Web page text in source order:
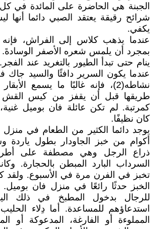
الجبنة هي الحاضرة على المائدة في
شرائح رقيقة يعتقد الصبي دائما أنها
يكفي.
عندما يذهب كلاس إلى الفراش، فإنه
بمجرد أن يلمس شعره الأصفر
ينام حتى تبدأ الطيور بالتغريد عند
عندما يكون السرير دافئًا والسيد
نشاطه(2)، فإنه غالبًا ما يسمع
طريقها قبل أن يقفز من كيس القش
كمرتبة. لم تكن عائلة فان بوميل
كان نظيفًا.
يوجد دائما الكثير من الطعام في
أكوام من خبز الجاودار بطول
ذراع الرجل وهي مصطفة على
السرداب البارد المبطن بالحجارة.
تخبز في الفرن مرة في الأسبوع. ولقد
الخبز حدثًا رائعًا في منزل فان
للرجال بدخول المطبخ في ذلك
استدعاؤهم للمساعدة. أما دِلاء
المملوءة أو الفارغة، المدعوكة أو